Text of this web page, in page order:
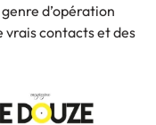
d’opération
vrais contacts et des